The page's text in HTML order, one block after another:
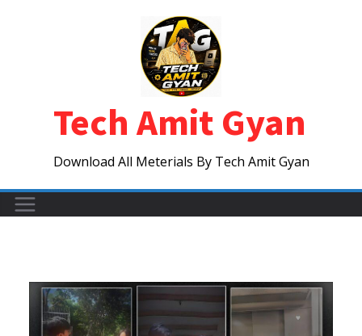
Tech Amit Gyan
Download All Meterials By Tech Amit Gyan